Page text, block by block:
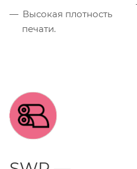
Высокая плотность
печати.